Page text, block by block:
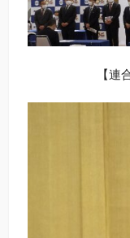
【連